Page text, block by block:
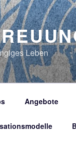
Leben
Angebote